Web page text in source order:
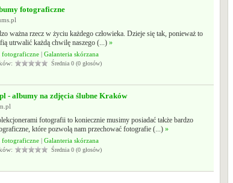
fotograficzne
ważna rzecz w życiu każdego człowieka. Dzieje się tak, ponieważ to
utrwalić każdą chwilę naszego (...) »
fotograficzne | Galanteria skórzana
Średnia 0 (0 głosów)
- albumy na zdjęcia ślubne Kraków
fotografii to koniecznie musimy posiadać także bardzo
które pozwolą nam przechować fotografie (...) »
fotograficzne | Galanteria skórzana
Średnia 0 (0 głosów)